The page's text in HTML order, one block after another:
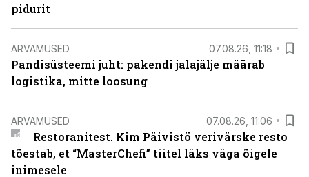
pidurit
ARVAMUSED 07.08.26, 11:18
Pandisüsteemi juht: pakendi jalajälje määrab
logistika, mitte loosung
ARVAMUSED 07.08.26, 11:06
Restoranitest. Kim Päivistö verivärske resto
tõestab, et “MasterChefi” tiitel läks väga õigele
inimesele